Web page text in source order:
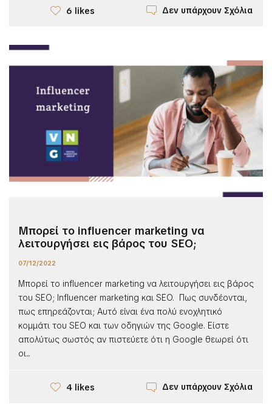
6 likes Δεν υπάρχουν Σχόλια
Μπορεί το influencer marketing να
λειτουργήσει εις βάρος του SEO;
07/12/2022
Μπορεί το influencer marketing να λειτουργήσει εις βάρος
του SEO; Influencer marketing και SEO. Πως συνδέονται,
πως επηρεάζονται; Αυτό είναι ένα πολύ ενοχλητικό
κομμάτι του SEO και των οδηγιών της Google. Είστε
απολύτως σωστός αν πιστεύετε ότι η Google θεωρεί ότι
οι...
4 likes Δεν υπάρχουν Σχόλια